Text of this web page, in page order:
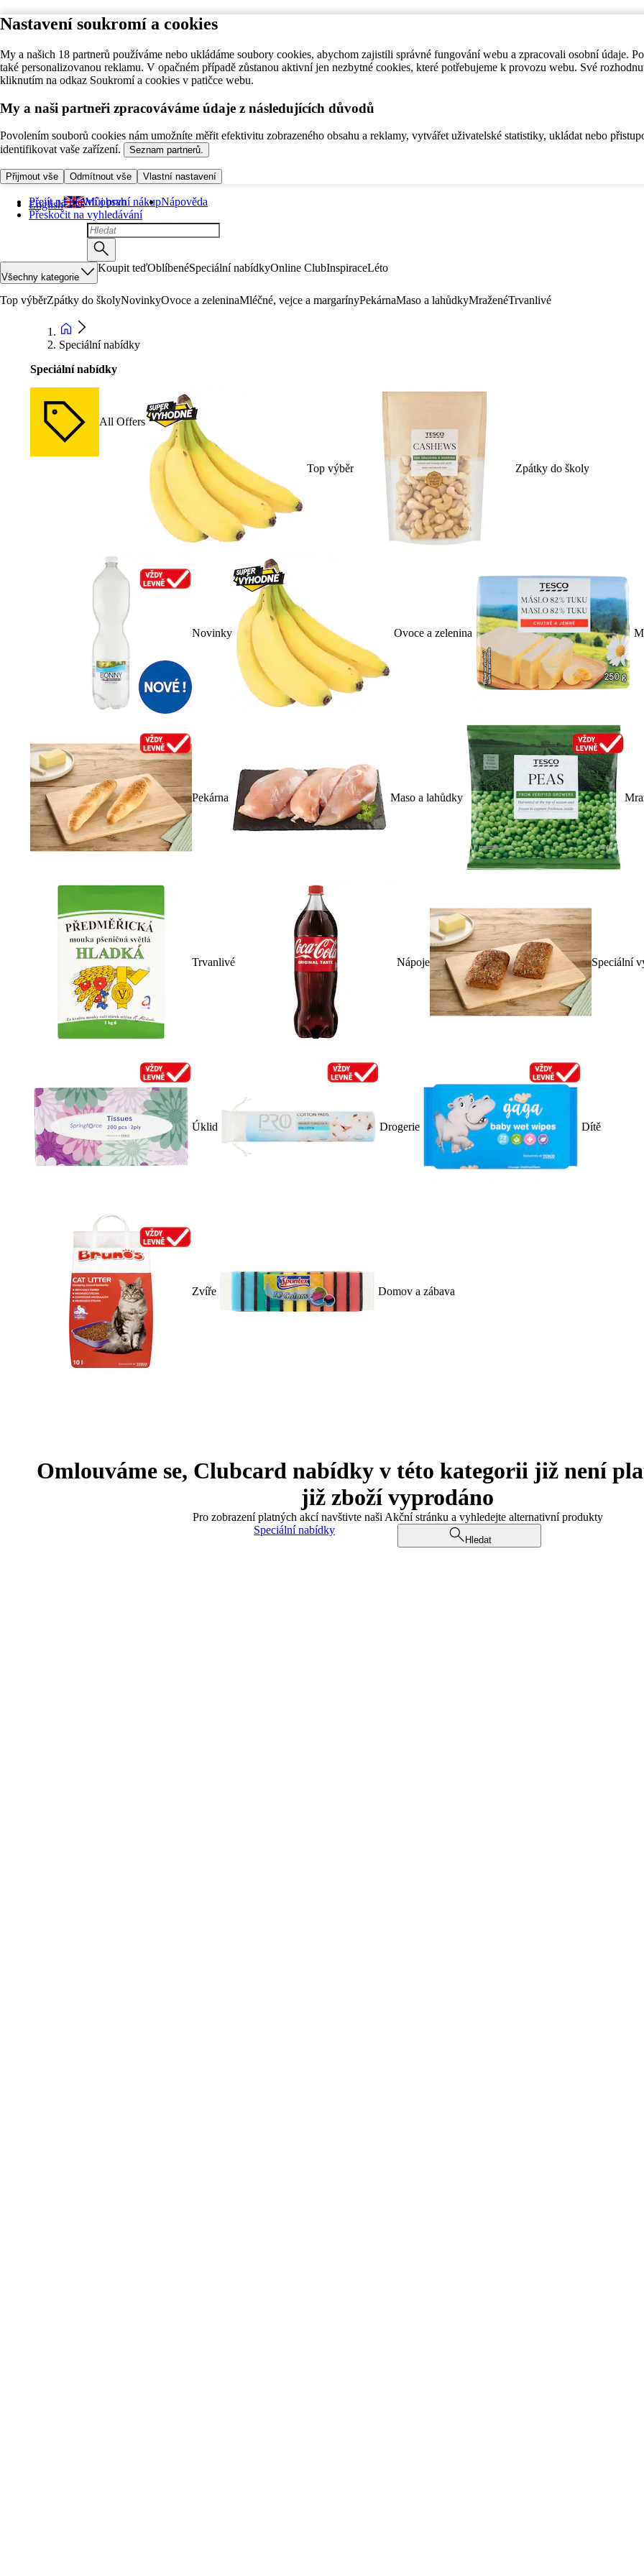
Nastavení soukromí a cookies
My a našich 18 partnerů používáme nebo ukládáme soubory cookies, abychom zajistili správné fungování webu a zpracovali osobní údaje.
také personalizovanou reklamu. V opačném případě zůstanou aktivní jen nezbytné cookies, které potřebujeme k provozu webu. Své
kliknutím na odkaz Soukromí a cookies v patičce webu.
My a naši partneři zpracováváme údaje z následujících důvodů
Povolením souborů cookies nám umožníte měřit efektivitu zobrazeného obsahu a reklamy, vytvářet uživatelské statistiky, ukládat nebo
identifikovat vaše zařízení.
Seznam partnerů.
Přijmout vše Odmítnout vše Vlastní nastavení
Přejít na hlavní obsah
Přeskočit na vyhledávání
English Můj první nákupNápověda
Všechny kategorie
Koupit teďOblíbenéSpeciální nabídkyOnline ClubInspiraceLéto
Top výběrZpátky do školyNovinkyOvoce a zeleninaMléčné, vejce a margarínyPekárnaMaso a lahůdkyMraženéTrvanlivé
Speciální nabídky
Speciální nabídky
All Offers
Top výběr Zpátky do školy
Novinky Ovoce a zelenina
Pekárna Maso a lahůdky
Trvanlivé Nápoje Speciální
Úklid Drogerie Dítě
Zvíře Domov a zábava
Omlouváme se, Clubcard nabídky v této kategorii již není
již zboží vyprodáno
Pro zobrazení platných akcí navštivte naši Akční stránku a vyhledejte alternativní produkty
Speciální nabídky
Hledat